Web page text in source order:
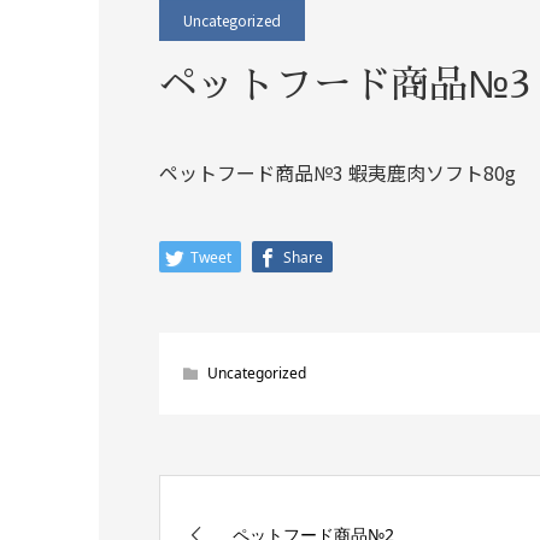
Uncategorized
ペットフード商品№3
ペットフード商品№3 蝦夷鹿肉ソフト80g
Tweet Share
Uncategorized
ペットフード商品№2